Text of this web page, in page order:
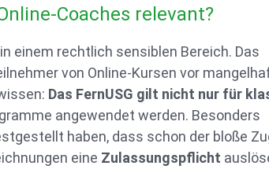
Coaches relevant?
einem rechtlich sensiblen Bereich. Das
von Online-Kursen vor
Das FernUSG gilt nicht nur für
angewendet werden. Besonders
haben, dass schon der bloße
eine Zulassungspflicht